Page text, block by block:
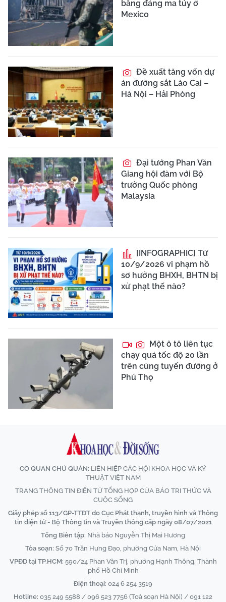
băng đảng ma túy ở
Mexico
Đề xuất tăng vốn dự
án đường sắt Lào Cai –
Hà Nội – Hải Phòng
Đại tướng Phan Văn
Giang hội đàm với Bộ
trưởng Quốc phòng
Malaysia
[INFOGRAPHIC] Từ
10/9/2026 vi phạm hồ
sơ hưởng BHXH, BHTN bị
xử phạt thế nào?
Một ô tô liên tục
chạy quá tốc độ 20 lần
trên cùng tuyến đường ở
Phú Thọ
CƠ QUAN CHỦ QUẢN: LIÊN HIỆP CÁC HỘI KHOA HỌC VÀ KỸ
THUẬT VIỆT NAM
TRANG THÔNG TIN ĐIỆN TỬ TỔNG HỢP CỦA BÁO TRI THỨC VÀ
CUỘC SỐNG
Giấy phép số 113/GP-TTĐT do Cục Phát thanh, truyền hình và Thông
tin điện tử - Bộ Thông tin và Truyền thông cấp ngày 08/07/2021
Tổng Biên tập: Nhà báo Nguyễn Thị Mai Hương
Tòa soạn: Số 70 Trần Hưng Đạo, phường Cửa Nam, Hà Nội
VPĐD tại TP.HCM: 590/24 Phan Văn Trị, phường Hạnh Thông, Thành
phố Hồ Chí Minh
Điện thoại: 024 6 254 3519
Hotline: 035 249 5588 / 096 523 7756 (Toà soạn Hà Nội) / 091 122